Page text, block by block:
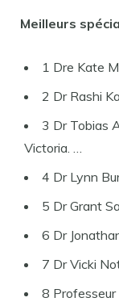
Meilleurs
1 Dre Kate
2 Dr Rashi
3 Dr Tobias
Victoria. …
4 Dr Lynn
5 Dr Grant
6 Dr
7 Dr Vicki
8 Professeur